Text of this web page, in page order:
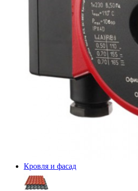
Кровля и фасад